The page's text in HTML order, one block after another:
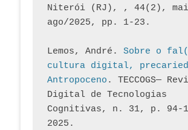
Niterói (RJ), , 44(2),
ago/2025, pp. 1-23.
Lemos, André. Sobre o
cultura digital,
Antropoceno . TECCOGS—
Digital de Tecnologias
Cognitivas, n. 31, p. 94-
2025.